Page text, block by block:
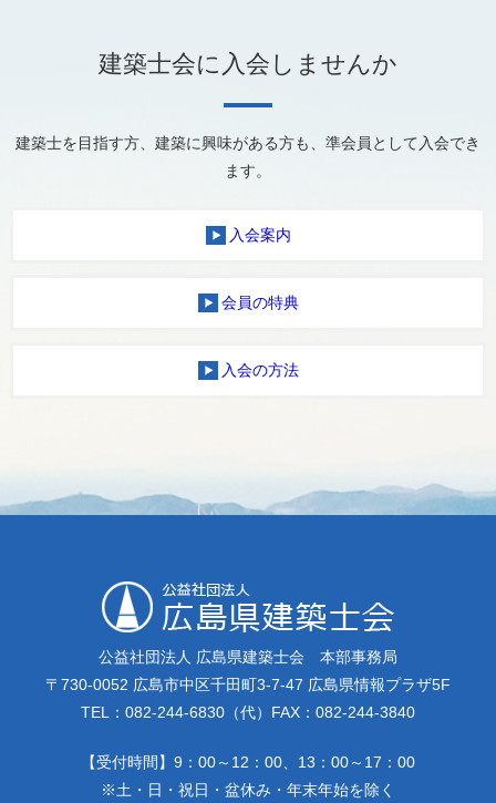
建築士会に入会しませんか
建築士を目指す方、建築に興味がある方も、準会員として入会でき
ます。
入会案内
会員の特典
入会の方法
公益社団法人 広島県建築士会 本部事務局
〒730-0052 広島市中区千田町3-7-47 広島県情報プラザ5F
TEL：082-244-6830（代）FAX：082-244-3840
【受付時間】9：00～12：00、13：00～17：00
※土・日・祝日・盆休み・年末年始を除く